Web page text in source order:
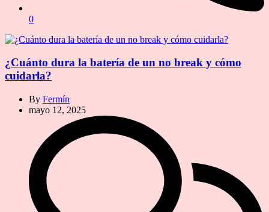
0
¿Cuánto dura la batería de un no break y cómo
cuidarla?
By Fermín
mayo 12, 2025